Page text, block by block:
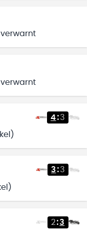
verwarnt
verwarnt
4:3
3:3
2:3